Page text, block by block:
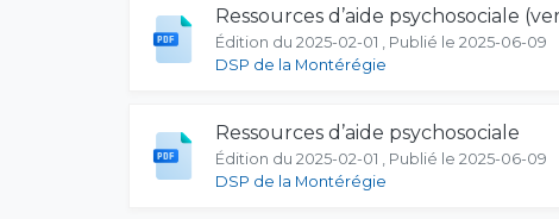
Ressources d’aide psychosociale
Édition du 2025-02-01 , Publié le 2025-06-09
DSP de la Montérégie
Ressources d’aide psychosociale
Édition du 2025-02-01 , Publié le 2025-06-09
DSP de la Montérégie